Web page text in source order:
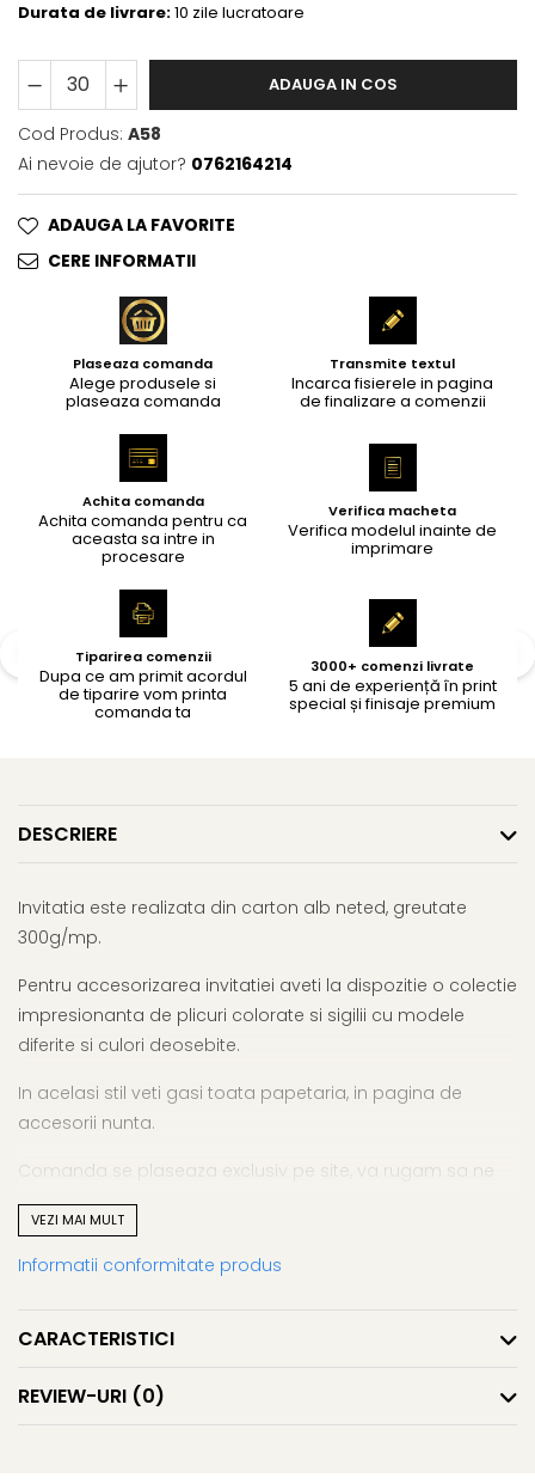
Durata de livrare:10 zile lucratoare
ADAUGA IN COS
Cod Produs: A58
Ai nevoie de ajutor? 0762164214
ADAUGA LA FAVORITE
CERE INFORMATII
Plaseaza comanda
Alege produsele si
plaseaza comanda
Transmite textul
Incarca fisierele in pagina
de finalizare a comenzii
Achita comanda
Achita comanda pentru ca
aceasta sa intre in
procesare
Verifica macheta
Verifica modelul inainte de
imprimare
Tiparirea comenzii
Dupa ce am primit acordul
de tiparire vom printa
comanda ta
3000+ comenzi livrate
5 ani de experiență în print
special și finisaje premium
DESCRIERE
Invitatia este realizata din carton alb neted, greutate
300g/mp.
Pentru accesorizarea invitatiei aveti la dispozitie o colectie
impresionanta de plicuri colorate si sigilii cu modele
diferite si culori deosebite.
In acelasi stil veti gasi toata papetaria, in pagina de
accesorii nunta.
Comanda se plaseaza exclusiv pe site, va rugam sa ne
trimiteti textul final cu diacritice. Dupa plasarea comenzii
va vom contacta pentru a verifica modelul. Achitarea
acesteia se face inainte de a fi tiparita.
VEZI MAI MULT
Informatii conformitate produs
CARACTERISTICI
REVIEW-URI (0)